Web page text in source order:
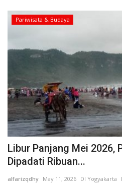
Pariwisata & Budaya
Libur Panjang Mei 2026,
Dipadati Ribuan...
alfarizqdhy May 11, 2026 DI Yogyakarta